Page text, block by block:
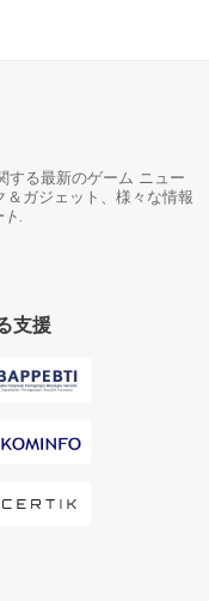
する最新のゲーム ニュー
＆ガジェット、様々な情報
支援